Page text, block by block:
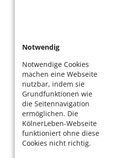
Notwendig
Notwendige Cookies
machen eine Webseite
nutzbar, indem sie
Grundfunktionen wie
die Seitennavigation
ermöglichen. Die
KölnerLeben-Webseite
funktioniert ohne diese
Cookies nicht richtig.